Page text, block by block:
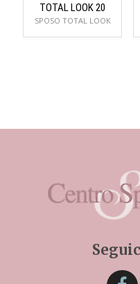
TOTAL LOOK 20
SPOSO TOTAL LOOK